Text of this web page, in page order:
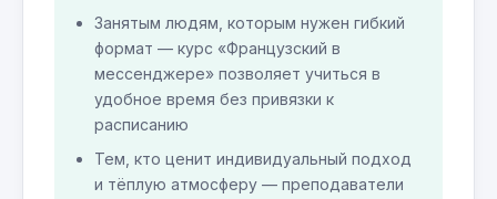
Занятым людям, которым нужен гибкий
формат — курс «Французский в
мессенджере» позволяет учиться в
удобное время без привязки к
расписанию
Тем, кто ценит индивидуальный подход
и тёплую атмосферу — преподаватели